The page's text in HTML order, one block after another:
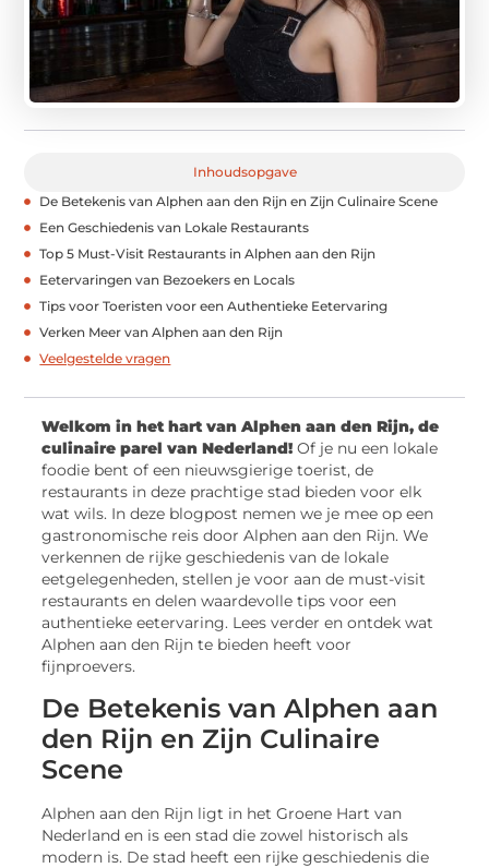
Inhoudsopgave
De Betekenis van Alphen aan den Rijn en Zijn Culinaire Scene
Een Geschiedenis van Lokale Restaurants
Top 5 Must-Visit Restaurants in Alphen aan den Rijn
Eetervaringen van Bezoekers en Locals
Tips voor Toeristen voor een Authentieke Eetervaring
Verken Meer van Alphen aan den Rijn
Veelgestelde vragen
Welkom in het hart van Alphen aan den Rijn, de
culinaire parel van Nederland! Of je nu een lokale
foodie bent of een nieuwsgierige toerist, de
restaurants in deze prachtige stad bieden voor elk
wat wils. In deze blogpost nemen we je mee op een
gastronomische reis door Alphen aan den Rijn. We
verkennen de rijke geschiedenis van de lokale
eetgelegenheden, stellen je voor aan de must-visit
restaurants en delen waardevolle tips voor een
authentieke eetervaring. Lees verder en ontdek wat
Alphen aan den Rijn te bieden heeft voor
fijnproevers.
De Betekenis van Alphen aan
den Rijn en Zijn Culinaire
Scene
Alphen aan den Rijn ligt in het Groene Hart van
Nederland en is een stad die zowel historisch als
modern is. De stad heeft een rijke geschiedenis die